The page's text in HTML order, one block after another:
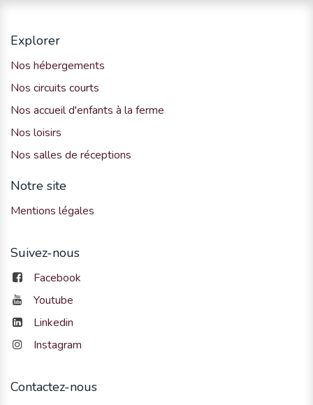
Explorer
Nos hébergements
Nos circuits courts
Nos accueil d'enfants à la ferme
Nos loisirs
Nos salles de réceptions
Notre site
Mentions légales
Suivez-nous
Facebook
Youtube
Linkedin
Instagram
Contactez-nous